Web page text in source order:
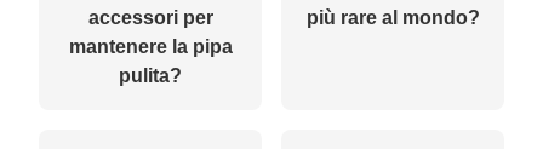
accessori per
mantenere la pipa
pulita?
più rare al mondo?